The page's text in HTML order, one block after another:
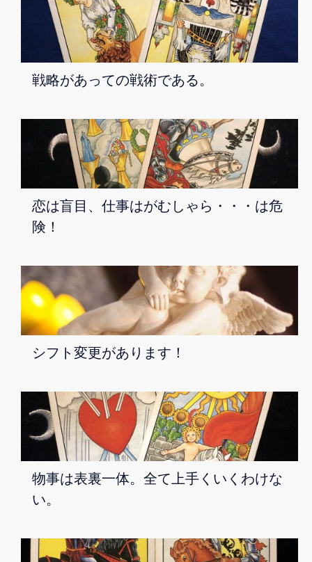
戦略があっての戦術である。
恋は盲目、仕事はがむしゃら・・・は危
険！
シフト変更があります！
物事は表裏一体。全て上手くいくわけな
い。